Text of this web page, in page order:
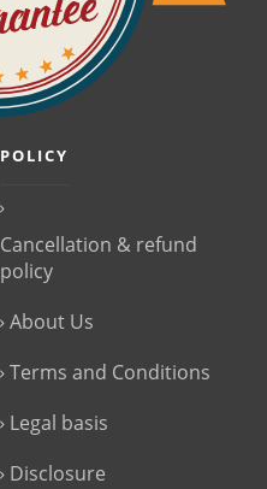
POLICY
Cancellation & refund
policy
About Us
Terms and Conditions
Legal basis
Disclosure